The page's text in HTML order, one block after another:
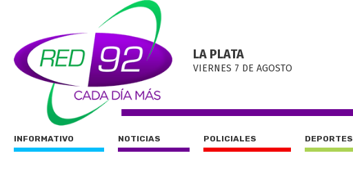
LA PLATA
VIERNES 7 DE AGOSTO
INFORMATIVO NOTICIAS POLICIALES DEPORTES